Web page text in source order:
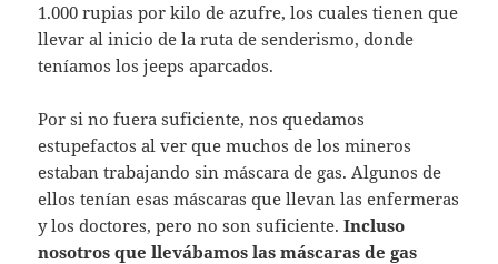
1.000 rupias por kilo de azufre, los cuales tienen que
llevar al inicio de la ruta de senderismo, donde
teníamos los jeeps aparcados.
Por si no fuera suficiente, nos quedamos
estupefactos al ver que muchos de los mineros
estaban trabajando sin máscara de gas. Algunos de
ellos tenían esas máscaras que llevan las enfermeras
y los doctores, pero no son suficiente.Incluso
nosotros que llevábamos las máscaras de gas